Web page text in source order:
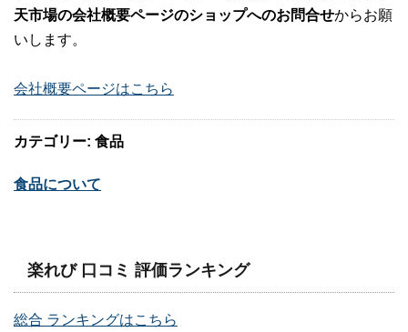
天市場の会社概要ページのショップへのお問合せからお願
いします。
会社概要ページはこちら
カテゴリー: 食品
食品について
楽れび 口コミ 評価ランキング
総合 ランキングはこちら